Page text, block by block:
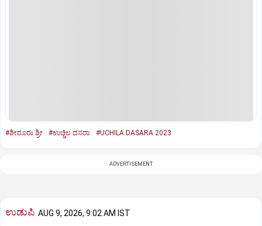
#ಶೀರೂರು ಶ್ರೀ #ಉಚ್ಚಿಲ ದಸರಾ #UCHILA DASARA 2023
ADVERTISEMENT
ಉಡುಪಿ AUG 9, 2026, 9:02 AM IST